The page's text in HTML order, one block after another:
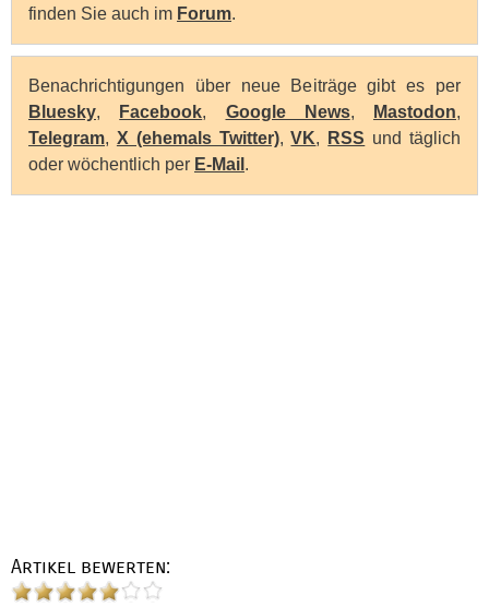
finden Sie auch im Forum.
Benachrichtigungen über neue Beiträge gibt es per
Bluesky, Facebook, Google News, Mastodon,
Telegram, X (ehemals Twitter),VK, RSS und täglich
oder wöchentlich per E-Mail .
Artikel bewerten: